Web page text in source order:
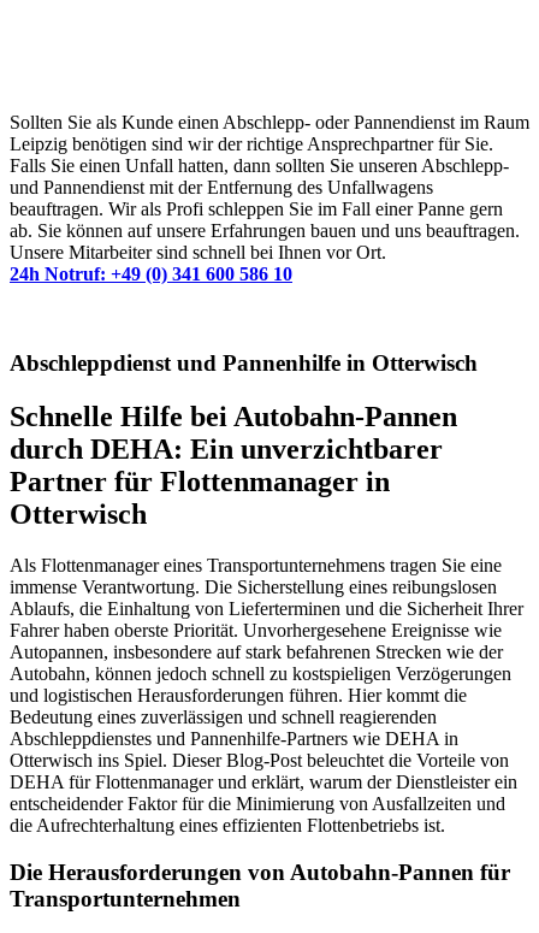
Sollten Sie als Kunde einen Abschlepp- oder Pannendienst im Raum
Leipzig benötigen sind wir der richtige Ansprechpartner für Sie.
Falls Sie einen Unfall hatten, dann sollten Sie unseren Abschlepp-
und Pannendienst mit der Entfernung des Unfallwagens
beauftragen. Wir als Profi schleppen Sie im Fall einer Panne gern
ab. Sie können auf unsere Erfahrungen bauen und uns beauftragen.
Unsere Mitarbeiter sind schnell bei Ihnen vor Ort.
24h Notruf: +49 (0) 341 600 586 10
Abschleppdienst und Pannenhilfe in Otterwisch
Schnelle Hilfe bei Autobahn-Pannen
durch DEHA: Ein unverzichtbarer
Partner für Flottenmanager in
Otterwisch
Als Flottenmanager eines Transportunternehmens tragen Sie eine
immense Verantwortung. Die Sicherstellung eines reibungslosen
Ablaufs, die Einhaltung von Lieferterminen und die Sicherheit Ihrer
Fahrer haben oberste Priorität. Unvorhergesehene Ereignisse wie
Autopannen, insbesondere auf stark befahrenen Strecken wie der
Autobahn, können jedoch schnell zu kostspieligen Verzögerungen
und logistischen Herausforderungen führen. Hier kommt die
Bedeutung eines zuverlässigen und schnell reagierenden
Abschleppdienstes und Pannenhilfe-Partners wie DEHA in
Otterwisch ins Spiel. Dieser Blog-Post beleuchtet die Vorteile von
DEHA für Flottenmanager und erklärt, warum der Dienstleister ein
entscheidender Faktor für die Minimierung von Ausfallzeiten und
die Aufrechterhaltung eines effizienten Flottenbetriebs ist.
Die Herausforderungen von Autobahn-Pannen für
Transportunternehmen